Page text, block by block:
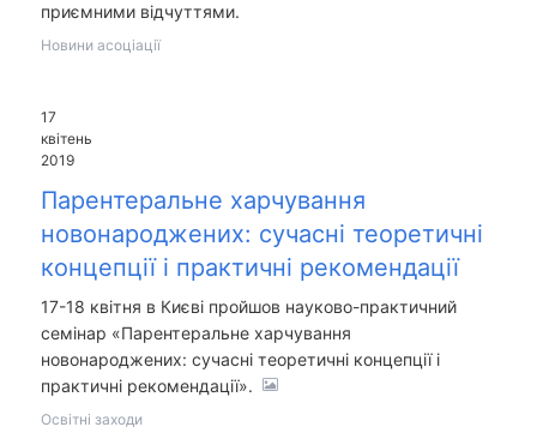
приємними відчуттями.
Новини асоціації
17
квітень
2019
Парентеральне харчування
новонароджених: сучасні теоретичні
концепції і практичні рекомендації
17-18 квітня в Києві пройшов науково-практичний
семінар «Парентеральне харчування
новонароджених: сучасні теоретичні концепції і
практичні рекомендації».
Освітні заходи